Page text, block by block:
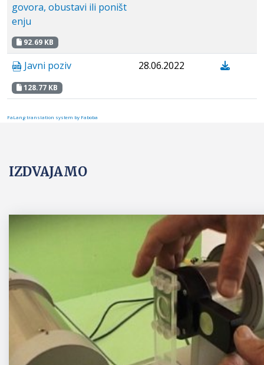
govora, obustavi ili poništ
enju
92.69 KB
Javni poziv
128.77 KB
28.06.2022
FaLang translation system by Faboba
IZDVAJAMO